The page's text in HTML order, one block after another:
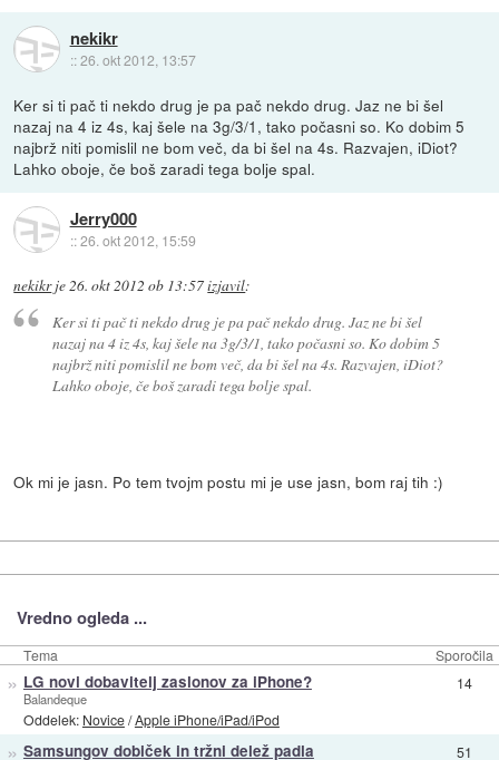
nekikr
::26. okt 2012, 13:57
Ker si ti pač ti nekdo drug je pa pač nekdo drug. Jaz ne bi šel
nazaj na 4 iz 4s, kaj šele na 3g/3/1, tako počasni so. Ko dobim 5
najbrž niti pomislil ne bom več, da bi šel na 4s. Razvajen, iDiot?
Lahko oboje, če boš zaradi tega bolje spal.
Jerry000
::26. okt 2012, 15:59
nekikrje26. okt 2012 ob 13:57izjavil:
Ker si ti pač ti nekdo drug je pa pač nekdo drug. Jaz ne bi šel
nazaj na 4 iz 4s, kaj šele na 3g/3/1, tako počasni so. Ko dobim 5
najbrž niti pomislil ne bom več, da bi šel na 4s. Razvajen, iDiot?
Lahko oboje, če boš zaradi tega bolje spal.
Ok mi je jasn. Po tem tvojm postu mi je use jasn, bom raj tih :)
Vredno ogleda ...
Tema Sporočila
» LG novi dobavitelj zaslonov za iPhone?
Balandeque
Oddelek: Novice/Apple iPhone/iPad/iPod
14
» Samsungov dobiček in tržni delež padla 51